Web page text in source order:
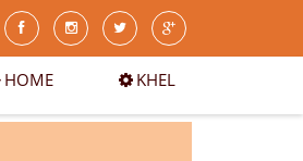
HOME KHEL